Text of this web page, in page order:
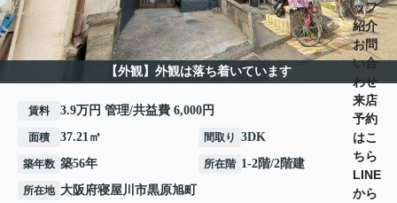
ッフ
紹介
お問
い合
わせ
来店
予約
はこ
ちら
LINE
から
【外観】外観は落ち着いています
賃料 3.9万円 管理/共益費 6,000円
面積 37.21㎡ 間取り 3DK
築年数 築56年 所在階 1-2階/2階建
所在地 大阪府寝屋川市黒原旭町